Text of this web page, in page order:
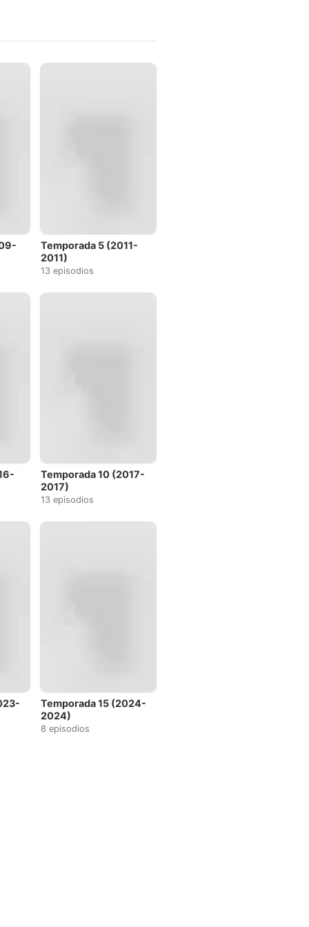
Temporada 5 (2011-
2011)
13 episodios
Temporada 10 (2017-
2017)
13 episodios
Temporada 15 (2024-
2024)
8 episodios